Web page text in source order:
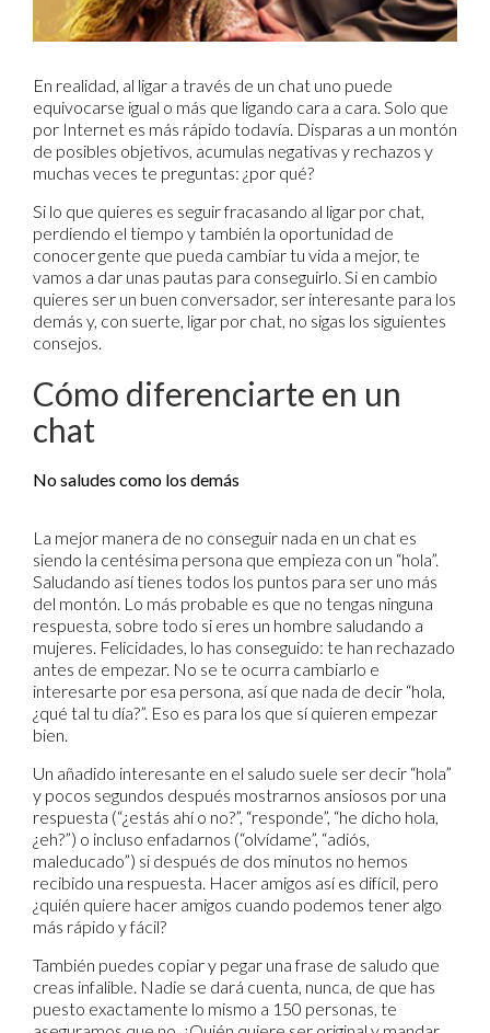
En realidad, al ligar a través de un chat uno puede
equivocarse igual o más que ligando cara a cara. Solo que
por Internet es más rápido todavía. Disparas a un montón
de posibles objetivos, acumulas negativas y rechazos y
muchas veces te preguntas: ¿por qué?
Si lo que quieres es seguir fracasando al ligar por chat,
perdiendo el tiempo y también la oportunidad de
conocer gente que pueda cambiar tu vida a mejor, te
vamos a dar unas pautas para conseguirlo. Si en cambio
quieres ser un buen conversador, ser interesante para los
demás y, con suerte, ligar por chat, no sigas los siguientes
consejos.
Cómo diferenciarte en un
chat
No saludes como los demás
La mejor manera de no conseguir nada en un chat es
siendo la centésima persona que empieza con un “hola”.
Saludando así tienes todos los puntos para ser uno más
del montón. Lo más probable es que no tengas ninguna
respuesta, sobre todo si eres un hombre saludando a
mujeres. Felicidades, lo has conseguido: te han rechazado
antes de empezar. No se te ocurra cambiarlo e
interesarte por esa persona, así que nada de decir “hola,
¿qué tal tu día?”. Eso es para los que sí quieren empezar
bien.
Un añadido interesante en el saludo suele ser decir “hola”
y pocos segundos después mostrarnos ansiosos por una
respuesta (“¿estás ahí o no?”, “responde”, “he dicho hola,
¿eh?”) o incluso enfadarnos (“olvídame”, “adiós,
maleducado”) si después de dos minutos no hemos
recibido una respuesta. Hacer amigos así es difícil, pero
¿quién quiere hacer amigos cuando podemos tener algo
más rápido y fácil?
También puedes copiar y pegar una frase de saludo que
creas infalible. Nadie se dará cuenta, nunca, de que has
puesto exactamente lo mismo a 150 personas, te